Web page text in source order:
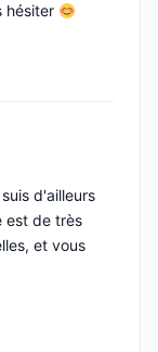
hésiter
d'ailleurs
est de très
et vous